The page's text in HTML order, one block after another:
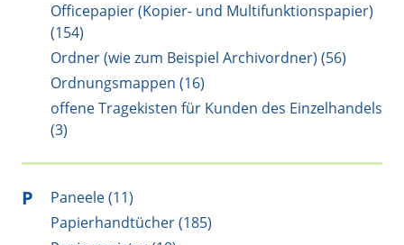
Officepapier (Kopier- und Multifunktionspapier)
(154)
Ordner (wie zum Beispiel Archivordner) (56)
Ordnungsmappen (16)
offene Tragekisten für Kunden des Einzelhandels
(3)
P
Paneele (11)
Papierhandtücher (185)